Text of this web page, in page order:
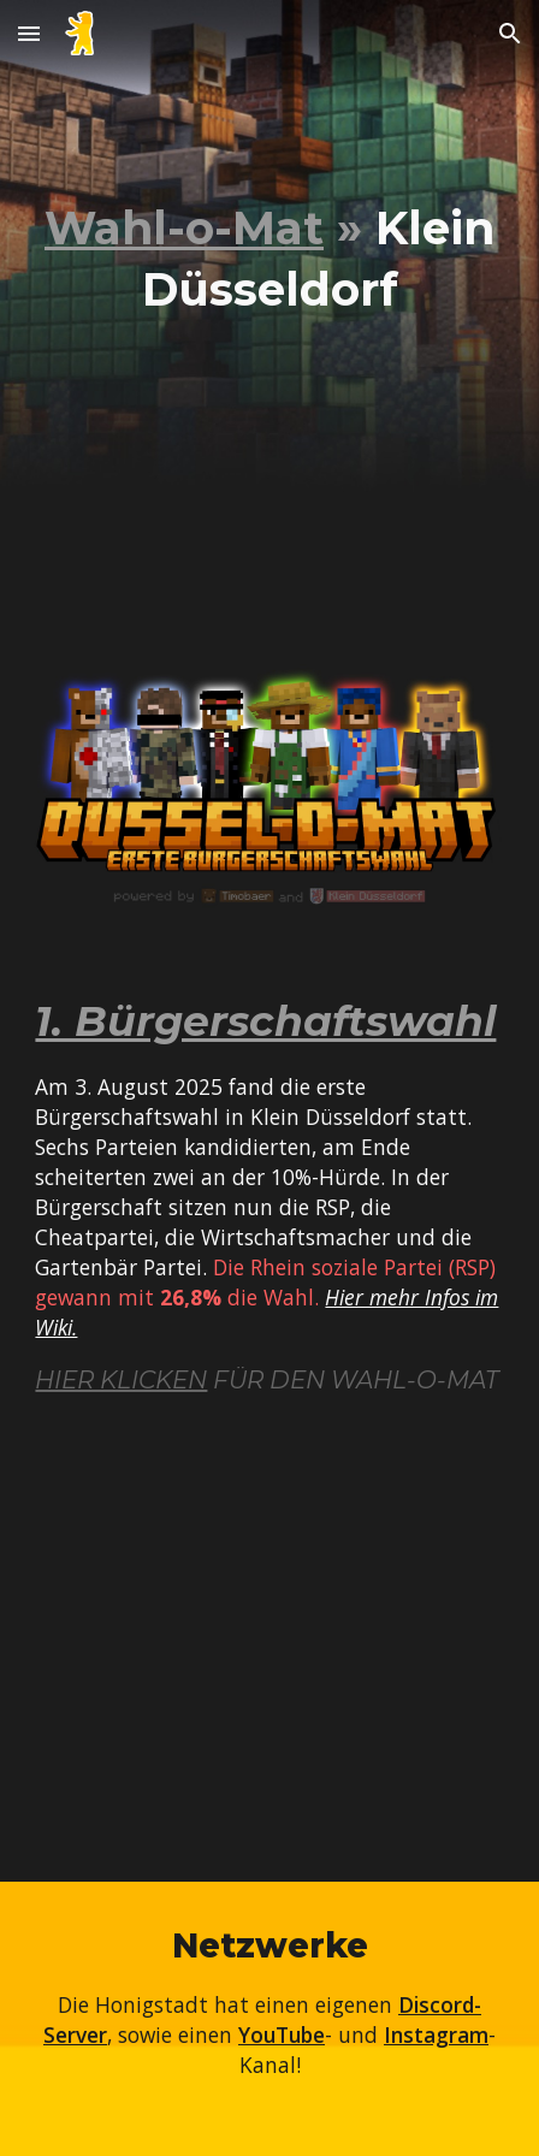
Skip to main content Skip to navigation
Wahl-o-Mat»Klein
Düsseldorf
1. Bürgerschaftswahl
Am 3. August 2025 fand die erste
Bürgerschaftswahl in Klein Düsseldorf statt.
Sechs Parteien kandidierten, am Ende
scheiterten zwei an der 10%-Hürde. In der
Bürgerschaft sitzen nun die RSP, die
Cheatpartei, die Wirtschaftsmacher und die
Gartenbär Partei. Die Rhein soziale Partei (RSP)
gewann mit 26,8% die Wahl.Hier mehr Infos im
Wiki.
HIER KLICKEN FÜR DEN WAHL-O-MAT
Netzwerke
Die Honigstadt hat einen eigenen Discord-
Server, sowie einen YouTube- und Instagram-
Kanal!